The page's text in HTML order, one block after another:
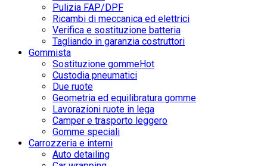
Pulizia FAP/DPF
Ricambi di meccanica ed elettrici
Verifica e sostituzione batteria
Tagliando in garanzia costruttori
Gommista
Sostituzione gommeHot
Custodia pneumatici
Due ruote
Geometria ed equilibratura gomme
Lavorazioni ruote in lega
Camper e trasporto leggero
Gomme speciali
Carrozzeria e interni
Auto detailing